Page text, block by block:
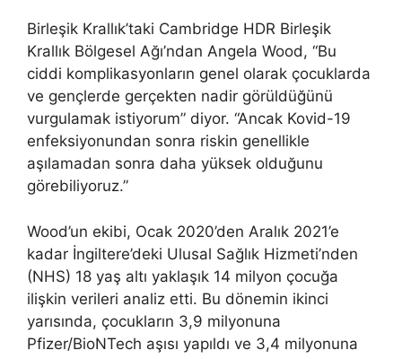
Birleşik Krallık’taki Cambridge HDR Birleşik
Krallık Bölgesel Ağı’ndan Angela Wood, “Bu
ciddi komplikasyonların genel olarak çocuklarda
ve gençlerde gerçekten nadir görüldüğünü
vurgulamak istiyorum” diyor. “Ancak Kovid-19
enfeksiyonundan sonra riskin genellikle
aşılamadan sonra daha yüksek olduğunu
görebiliyoruz.”
Wood’un ekibi, Ocak 2020’den Aralık 2021’e
kadar İngiltere’deki Ulusal Sağlık Hizmeti’nden
(NHS) 18 yaş altı yaklaşık 14 milyon çocuğa
ilişkin verileri analiz etti. Bu dönemin ikinci
yarısında, çocukların 3,9 milyonuna
Pfizer/BioNTech aşısı yapıldı ve 3,4 milyonuna